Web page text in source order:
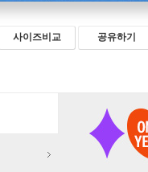
사이즈비교 공유하기